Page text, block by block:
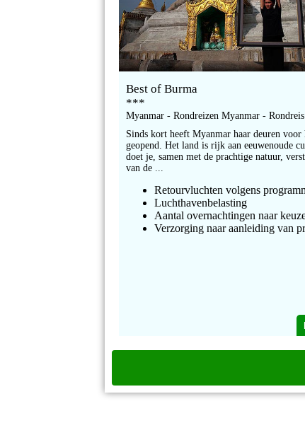
Best of Burma
***
Myanmar - Rondreizen Myanmar -
Sinds kort heeft Myanmar haar deuren voor
geopend. Het land is rijk aan eeuwenoude
doet je, samen met de prachtige natuur,
van de ...
Retourvluchten volgens
Luchthavenbelasting
Aantal overnachtingen naar
Verzorging naar aanleiding van